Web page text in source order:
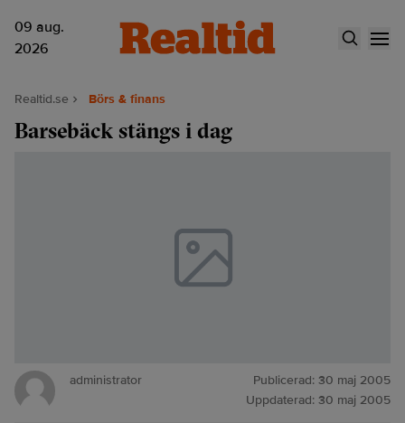
09 aug.
2026
Realtid.se Börs & finans
Barsebäck stängs i dag
administrator Publicerad: 30 maj 2005
Uppdaterad: 30 maj 2005